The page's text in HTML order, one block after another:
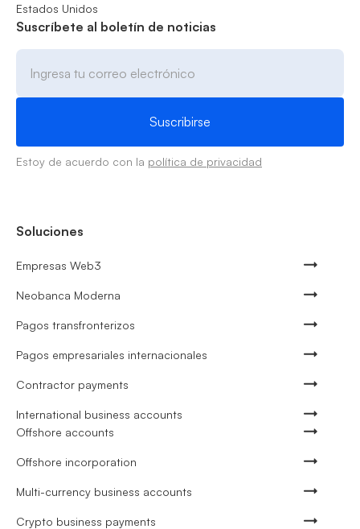
Estados Unidos
Suscríbete al boletín de noticias
Estoy de acuerdo con la política de privacidad
Soluciones
Empresas Web3
Neobanca Moderna
Pagos transfronterizos
Pagos empresariales internacionales
Contractor payments
International business accounts
Offshore accounts
Offshore incorporation
Multi-currency business accounts
Crypto business payments